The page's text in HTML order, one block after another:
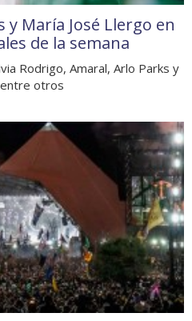
María José Llergo en
de la semana
Rodrigo, Amaral, Arlo Parks y
entre otros